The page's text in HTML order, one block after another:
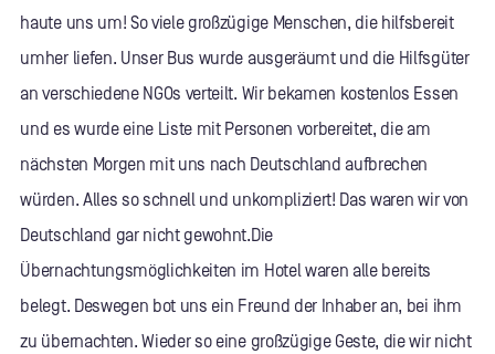
haute uns um! So viele großzügige Menschen, die hilfsbereit
umher liefen. Unser Bus wurde ausgeräumt und die Hilfsgüter
an verschiedene NGOs verteilt. Wir bekamen kostenlos Essen
und es wurde eine Liste mit Personen vorbereitet, die am
nächsten Morgen mit uns nach Deutschland aufbrechen
würden. Alles so schnell und unkompliziert! Das waren wir von
Deutschland gar nicht gewohnt.Die
Übernachtungsmöglichkeiten im Hotel waren alle bereits
belegt. Deswegen bot uns ein Freund der Inhaber an, bei ihm
zu übernachten. Wieder so eine großzügige Geste, die wir nicht